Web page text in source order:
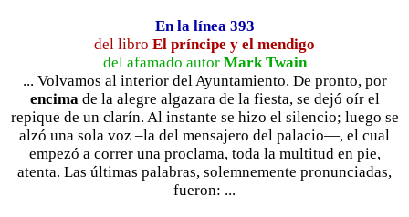
En la línea 393
del libro El príncipe y el mendigo
del afamado autor Mark Twain
... Volvamos al interior del Ayuntamiento. De pronto, por
encimade la alegre algazara de la fiesta, se dejó oír el
repique de un clarín. Al instante se hizo el silencio; luego se
alzó una sola voz –la del mensajero del palacio—, el cual
empezó a correr una proclama, toda la multitud en pie,
atenta. Las últimas palabras, solemnemente pronunciadas,
fueron: ...